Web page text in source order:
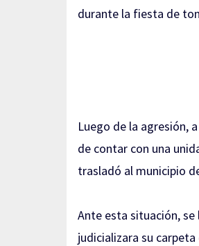
durante la fiesta de
Luego de la agresión,
de contar con una
trasladó al municipio
Ante esta situación,
judicializara su